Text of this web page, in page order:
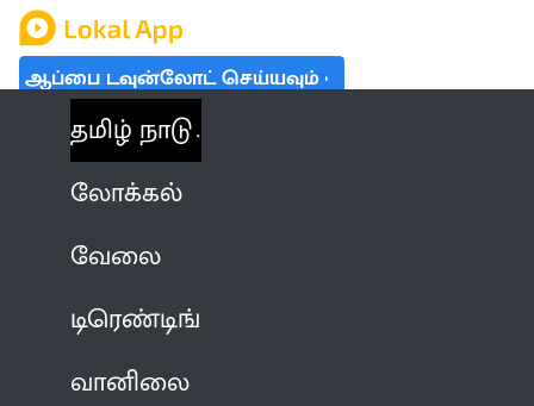
ஆப்பை டவுன்லோட் செய்யவும்
தமிழ் நாடு
லோக்கல்
வேலை
டிரெண்டிங்
வானிலை